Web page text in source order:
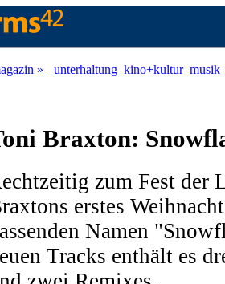
» unterhaltung kino+kultur musik
Braxton:
zum Fest der
erstes
Namen
Tracks enthält es